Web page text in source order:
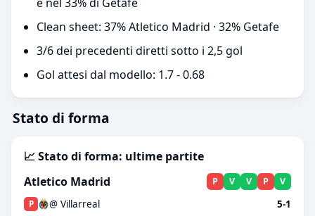
Clean sheet: 37% Atletico Madrid · 32% Getafe
3/6 dei precedenti diretti sotto i 2,5 gol
Gol attesi dal modello: 1.7 - 0.68
Stato di forma
📈 Stato di forma: ultime partite
Atletico Madrid
P V V P V
P @ Villarreal 5-1